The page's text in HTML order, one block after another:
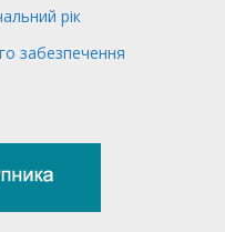
рік
забезпечення